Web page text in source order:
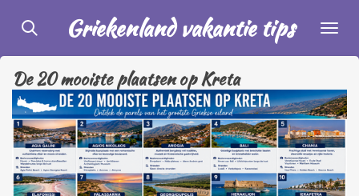
direct
naar
de
hoofdinhoud
Griekenland vakantie tips
De 20 mooiste plaatsen op Kreta